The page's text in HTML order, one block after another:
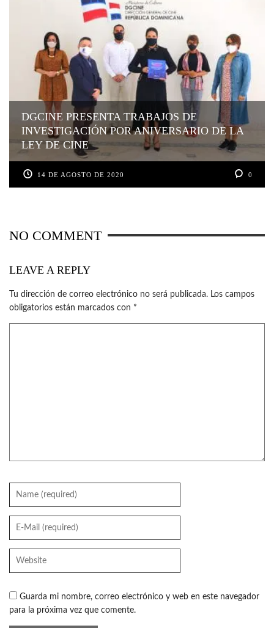
DGCINE PRESENTA TRABAJOS DE
INVESTIGACIÓN POR ANIVERSARIO DE LA
LEY DE CINE
14 DE AGOSTO DE 2020 0
NO COMMENT
LEAVE A REPLY
Tu dirección de correo electrónico no será publicada. Los campos
obligatorios están marcados con *
Guarda mi nombre, correo electrónico y web en este navegador
para la próxima vez que comente.